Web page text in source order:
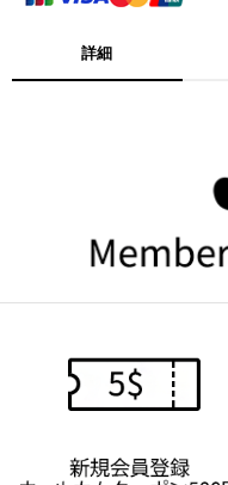
詳細